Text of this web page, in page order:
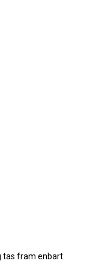
tas fram enbart